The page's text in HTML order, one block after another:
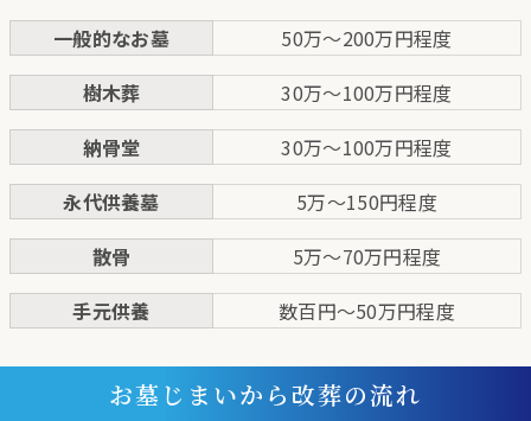
一般的なお墓
50万～200万円程度
樹木葬
30万～100万円程度
納骨堂
30万～100万円程度
永代供養墓
5万～150円程度
散骨
5万～70万円程度
手元供養
数百円～50万円程度
お墓じまいから改葬の流れ